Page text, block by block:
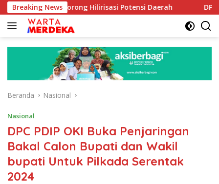
Langsung
ke
konten
Breaking News
Dorong Hilirisasi Potensi Daerah DPR Dorong
Beranda Nasional
Nasional
DPC PDIP OKI Buka Penjaringan
Bakal Calon Bupati dan Wakil
bupati Untuk Pilkada Serentak
2024